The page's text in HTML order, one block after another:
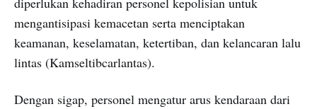
mengantisipasi kemacetan serta menciptakan
keamanan, keselamatan, ketertiban, dan kelancaran lalu
lintas (Kamseltibcarlantas).
Dengan sigap, personel mengatur arus kendaraan dari